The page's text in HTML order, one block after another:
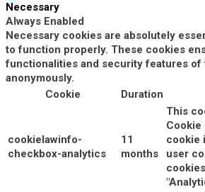
Necessary
Always Enabled
Necessary cookies are absolutely
to function properly. These cookies
functionalities and security features of
anonymously.
Cookie
Duration
cookielawinfo-
checkbox-analytics
11
months
This
Cookie
cookie
user